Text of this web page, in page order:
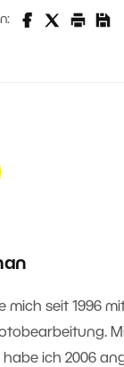
mich seit 1996
habe ich 2006